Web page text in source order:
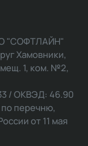
"СОФТЛАЙН"
Хамовники,
1, ком. №2,
/ ОКВЭД: 46.90
по перечню,
от 11 мая